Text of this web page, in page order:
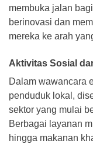
membuka jalan
berinovasi dan
mereka ke arah
Aktivitas Sosial
Dalam wawancara
penduduk lokal,
sektor yang mulai
Berbagai layanan
hingga makanan